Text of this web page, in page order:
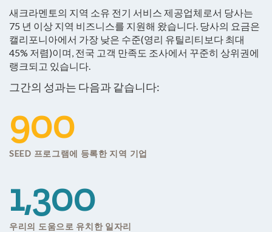
새크라멘토의 지역 소유 전기 서비스 제공업체로서 당사는
75 년 이상 지역 비즈니스를 지원해 왔습니다. 당사의 요금은
캘리포니아에서 가장 낮은 수준(영리 유틸리티보다 최대
45% 저렴)이며, 전국 고객 만족도 조사에서 꾸준히 상위권에
랭크되고 있습니다.
그간의 성과는 다음과 같습니다:
900
SEED 프로그램에 등록한 지역 기업
1,300
우리의 도움으로 유치한 일자리